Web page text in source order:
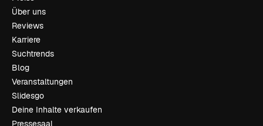
Über uns
Reviews
Karriere
Suchtrends
Blog
Veranstaltungen
Slidesgo
Deine Inhalte verkaufen
Pressesaal